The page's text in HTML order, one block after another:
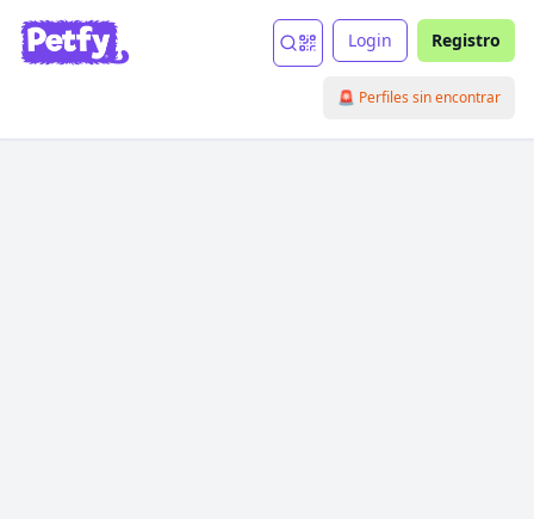
Login Registro
🚨 Perfiles sin encontrar